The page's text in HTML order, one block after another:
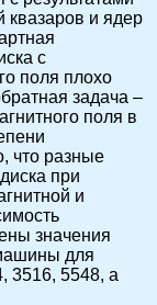
квазаров и ядер
с
поля плохо
задача –
поля в
что разные
при
и
значения
для
3516, 5548, а